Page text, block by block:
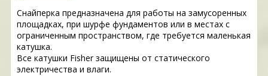
Снайперка предназначена для работы на замусоренных
площадках, при шурфе фундаментов или в местах с
ограниченным пространством, где требуется маленькая
катушка.
Все катушки Fisher защищены от статического
электричества и влаги.